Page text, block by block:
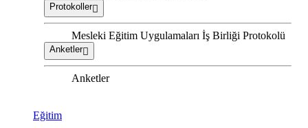
Protokoller
Mesleki Eğitim Uygulamaları İş Birliği Protokolü
Anketler
Anketler
Eğitim